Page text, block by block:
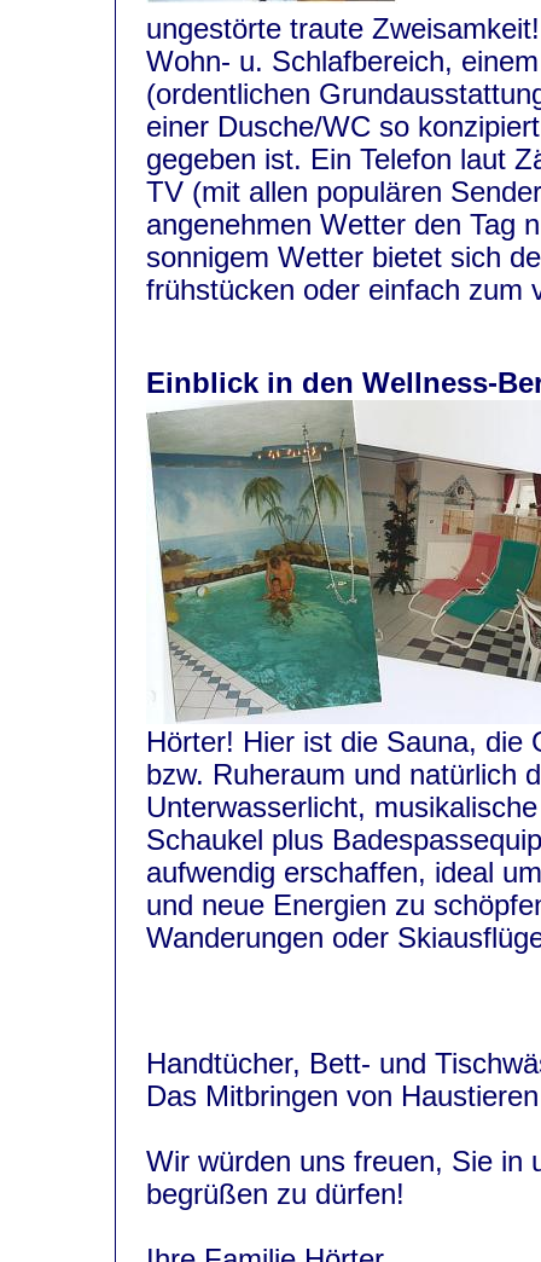
ungestörte traute
Wohn- u. Schlafbereich,
(ordentlichen
einer Dusche/WC so
gegeben ist. Ein Telefon laut
TV (mit allen populären
angenehmen Wetter den Tag
sonnigem Wetter bietet sich
frühstücken oder einfach
Einblick in den Wellness-
Hörter! Hier ist die Sauna, die
bzw. Ruheraum und natürlich
Unterwasserlicht,
Schaukel plus
aufwendig erschaffen, ideal
und neue Energien zu
Wanderungen oder
Handtücher, Bett- und
Das Mitbringen von
Wir würden uns freuen, Sie in
begrüßen zu dürfen!